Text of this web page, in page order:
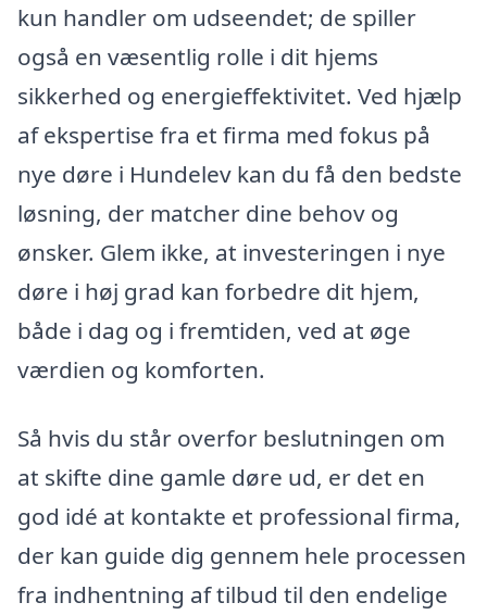
kun handler om udseendet; de spiller
også en væsentlig rolle i dit hjems
sikkerhed og energieffektivitet. Ved hjælp
af ekspertise fra et firma med fokus på
nye døre i Hundelev kan du få den bedste
løsning, der matcher dine behov og
ønsker. Glem ikke, at investeringen i nye
døre i høj grad kan forbedre dit hjem,
både i dag og i fremtiden, ved at øge
værdien og komforten.
Så hvis du står overfor beslutningen om
at skifte dine gamle døre ud, er det en
god idé at kontakte et professional firma,
der kan guide dig gennem hele processen
fra indhentning af tilbud til den endelige